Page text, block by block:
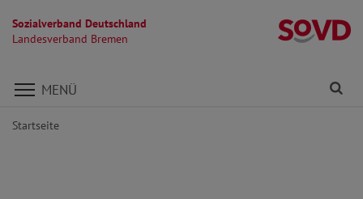
Sozialverband Deutschland
Landesverband Bremen
Direkt zu den Inhalten springen
MENÜ
Startseite